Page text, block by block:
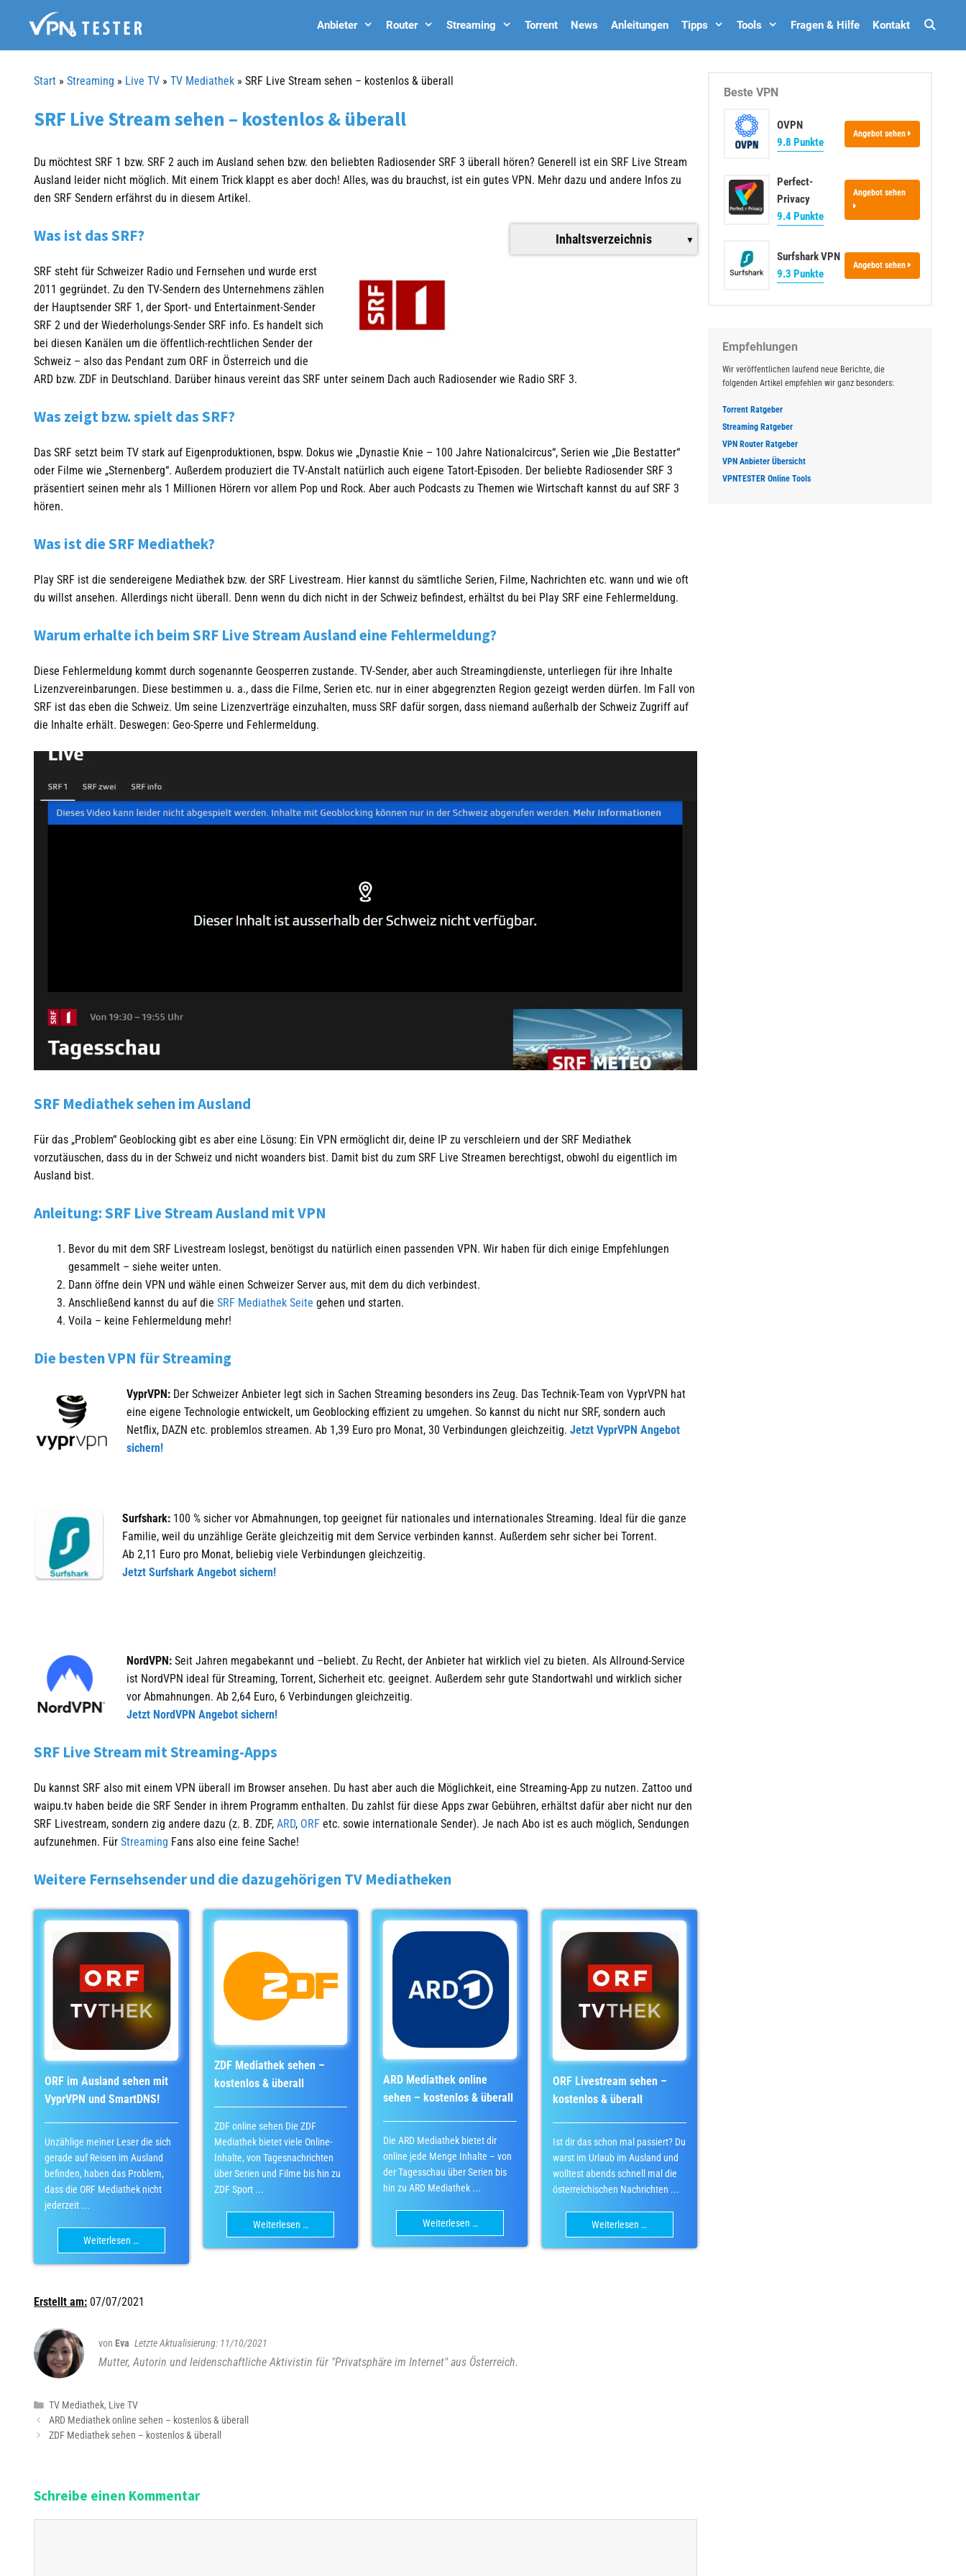
Anbieter Router Streaming Torrent News Anleitungen Tipps Tools Fragen & Hilfe Kontakt
Start » Streaming » Live TV » TV Mediathek » SRF Live Stream sehen – kostenlos & überall
SRF Live Stream sehen – kostenlos & überall
Du möchtest SRF 1 bzw. SRF 2 auch im Ausland sehen bzw. den beliebten Radiosender SRF 3 überall hören? Generell ist ein SRF Live Stream
Ausland leider nicht möglich. Mit einem Trick klappt es aber doch! Alles, was du brauchst, ist ein gutes VPN. Mehr dazu und andere Infos zu
den SRF Sendern erfährst du in diesem Artikel.
Inhaltsverzeichnis
Was ist das SRF?
SRF steht für Schweizer Radio und Fernsehen und wurde erst
2011 gegründet. Zu den TV-Sendern des Unternehmens zählen
der Hauptsender SRF 1, der Sport- und Entertainment-Sender
SRF 2 und der Wiederholungs-Sender SRF info. Es handelt sich
bei diesen Kanälen um die öffentlich-rechtlichen Sender der
Schweiz – also das Pendant zum ORF in Österreich und die
ARD bzw. ZDF in Deutschland. Darüber hinaus vereint das SRF unter seinem Dach auch Radiosender wie Radio SRF 3.
Was zeigt bzw. spielt das SRF?
Das SRF setzt beim TV stark auf Eigenproduktionen, bspw. Dokus wie „Dynastie Knie – 100 Jahre Nationalcircus“, Serien wie „Die Bestatter“
oder Filme wie „Sternenberg“. Außerdem produziert die TV-Anstalt natürlich auch eigene Tatort-Episoden. Der beliebte Radiosender SRF 3
präsentiert seinen mehr als 1 Millionen Hörern vor allem Pop und Rock. Aber auch Podcasts zu Themen wie Wirtschaft kannst du auf SRF 3
hören.
Was ist die SRF Mediathek?
Play SRF ist die sendereigene Mediathek bzw. der SRF Livestream. Hier kannst du sämtliche Serien, Filme, Nachrichten etc. wann und wie oft
du willst ansehen. Allerdings nicht überall. Denn wenn du dich nicht in der Schweiz befindest, erhältst du bei Play SRF eine Fehlermeldung.
Warum erhalte ich beim SRF Live Stream Ausland eine Fehlermeldung?
Diese Fehlermeldung kommt durch sogenannte Geosperren zustande. TV-Sender, aber auch Streamingdienste, unterliegen für ihre Inhalte
Lizenzvereinbarungen. Diese bestimmen u. a., dass die Filme, Serien etc. nur in einer abgegrenzten Region gezeigt werden dürfen. Im Fall von
SRF ist das eben die Schweiz. Um seine Lizenzverträge einzuhalten, muss SRF dafür sorgen, dass niemand außerhalb der Schweiz Zugriff auf
die Inhalte erhält. Deswegen: Geo-Sperre und Fehlermeldung.
SRF Mediathek sehen im Ausland
Für das „Problem“ Geoblocking gibt es aber eine Lösung: Ein VPN ermöglicht dir, deine IP zu verschleiern und der SRF Mediathek
vorzutäuschen, dass du in der Schweiz und nicht woanders bist. Damit bist du zum SRF Live Streamen berechtigst, obwohl du eigentlich im
Ausland bist.
Anleitung: SRF Live Stream Ausland mit VPN
Bevor du mit dem SRF Livestream loslegst, benötigst du natürlich einen passenden VPN. Wir haben für dich einige Empfehlungen
gesammelt – siehe weiter unten.
Dann öffne dein VPN und wähle einen Schweizer Server aus, mit dem du dich verbindest.
Anschließend kannst du auf die SRF Mediathek Seite gehen und starten.
Voila – keine Fehlermeldung mehr!
Die besten VPN für Streaming
VyprVPN: Der Schweizer Anbieter legt sich in Sachen Streaming besonders ins Zeug. Das Technik-Team von VyprVPN hat
eine eigene Technologie entwickelt, um Geoblocking effizient zu umgehen. So kannst du nicht nur SRF, sondern auch
Netflix, DAZN etc. problemlos streamen. Ab 1,39 Euro pro Monat, 30 Verbindungen gleichzeitig. Jetzt VyprVPN Angebot
sichern!
Surfshark: 100 % sicher vor Abmahnungen, top geeignet für nationales und internationales Streaming. Ideal für die ganze
Familie, weil du unzählige Geräte gleichzeitig mit dem Service verbinden kannst. Außerdem sehr sicher bei Torrent.
Ab 2,11 Euro pro Monat, beliebig viele Verbindungen gleichzeitig.
Jetzt Surfshark Angebot sichern!
NordVPN: Seit Jahren megabekannt und –beliebt. Zu Recht, der Anbieter hat wirklich viel zu bieten. Als Allround-Service
ist NordVPN ideal für Streaming, Torrent, Sicherheit etc. geeignet. Außerdem sehr gute Standortwahl und wirklich sicher
vor Abmahnungen. Ab 2,64 Euro, 6 Verbindungen gleichzeitig.
Jetzt NordVPN Angebot sichern!
SRF Live Stream mit Streaming-Apps
Du kannst SRF also mit einem VPN überall im Browser ansehen. Du hast aber auch die Möglichkeit, eine Streaming-App zu nutzen. Zattoo und
waipu.tv haben beide die SRF Sender in ihrem Programm enthalten. Du zahlst für diese Apps zwar Gebühren, erhältst dafür aber nicht nur den
SRF Livestream, sondern zig andere dazu (z. B. ZDF, ARD, ORF etc. sowie internationale Sender). Je nach Abo ist es auch möglich, Sendungen
aufzunehmen. Für Streaming Fans also eine feine Sache!
Weitere Fernsehsender und die dazugehörigen TV Mediatheken
ORF im Ausland sehen mit
VyprVPN und SmartDNS!
Unzählige meiner Leser die sich
gerade auf Reisen im Ausland
befinden, haben das Problem,
dass die ORF Mediathek nicht
jederzeit ...
Weiterlesen …
ZDF Mediathek sehen –
kostenlos & überall
ZDF online sehen Die ZDF
Mediathek bietet viele Online-
Inhalte, von Tagesnachrichten
über Serien und Filme bis hin zu
ZDF Sport ...
Weiterlesen …
ARD Mediathek online
sehen – kostenlos & überall
Die ARD Mediathek bietet dir
online jede Menge Inhalte – von
der Tagesschau über Serien bis
hin zu ARD Mediathek ...
Weiterlesen …
ORF Livestream sehen –
kostenlos & überall
Ist dir das schon mal passiert? Du
warst im Urlaub im Ausland und
wolltest abends schnell mal die
österreichischen Nachrichten ...
Weiterlesen …
Erstellt am: 07/07/2021
von Eva 11/10/2021
Mutter, Autorin und leidenschaftliche Aktivistin für "Privatsphäre im Internet" aus Österreich.
K
a
t
r
TV Mediathek, Live TV
B
e
a
ARD Mediathek online sehen – kostenlos & überall
ZDF Mediathek sehen – kostenlos & überall
Schreibe einen Kommentar
Beste VPN
OVPN
9.8 Punkte
Angebot sehen
Perfect-
Privacy
9.4 Punkte
Angebot sehen
Surfshark VPN
9.3 Punkte
Angebot sehen
Empfehlungen
Wir veröffentlichen laufend neue Berichte, die
folgenden Artikel empfehlen wir ganz besonders:
Torrent Ratgeber
Streaming Ratgeber
VPN Router Ratgeber
VPN Anbieter Übersicht
VPNTESTER Online Tools